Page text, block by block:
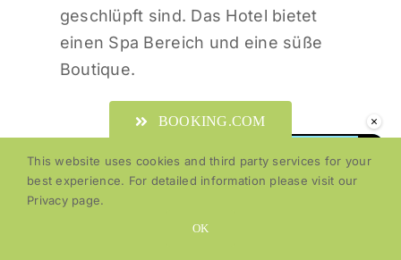
×
geschlüpft sind. Das Hotel bietet
einen Spa Bereich und eine süße
Boutique.
BOOKING.COM
This website uses cookies and third party services for your
best experience. For detailed information please visit our
Privacy page.
OK